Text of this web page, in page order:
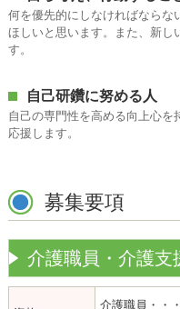
何を優先的にしなければならな
ほしいと思います。また、新し
す。
自己研鑽に努める人
自己の専門性を高める向上心を
応援します。
募集要項
介護職員・介護支
介護職員・・